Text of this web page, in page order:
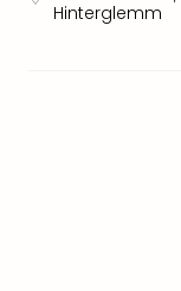
Hinterglemm